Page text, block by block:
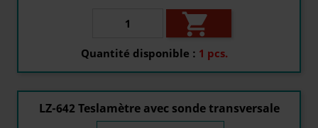

Quantité disponible : 1 pcs.
LZ-642 Teslamètre avec sonde transversale